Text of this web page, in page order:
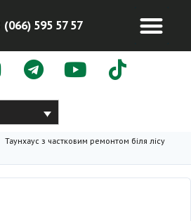
(066) 595 57 57
Таунхаус з частковим ремонтом біля лісу